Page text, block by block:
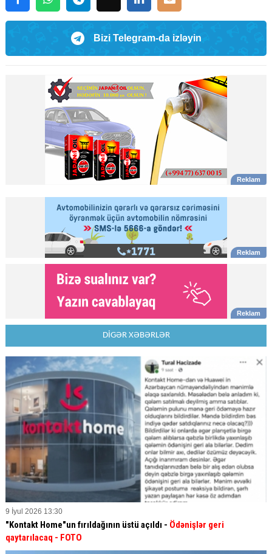
Bizi Telegram-da izləyin
DİGƏR XƏBƏRLƏR
9 İyul 2026 13:30
"Kontakt Home"un fırıldağının üstü açıldı - Ödənişlər geri
qaytarılacaq - FOTO